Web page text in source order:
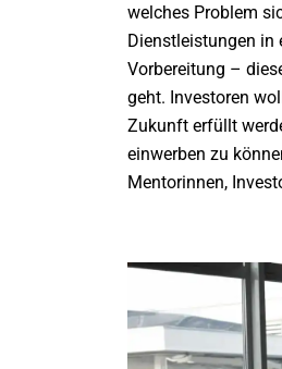
welches Problem
Dienstleistungen in
Vorbereitung –
geht. Investoren
Zukunft erfüllt
einwerben zu
Mentorinnen,